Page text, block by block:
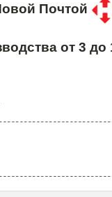
Почтой
от 3 до